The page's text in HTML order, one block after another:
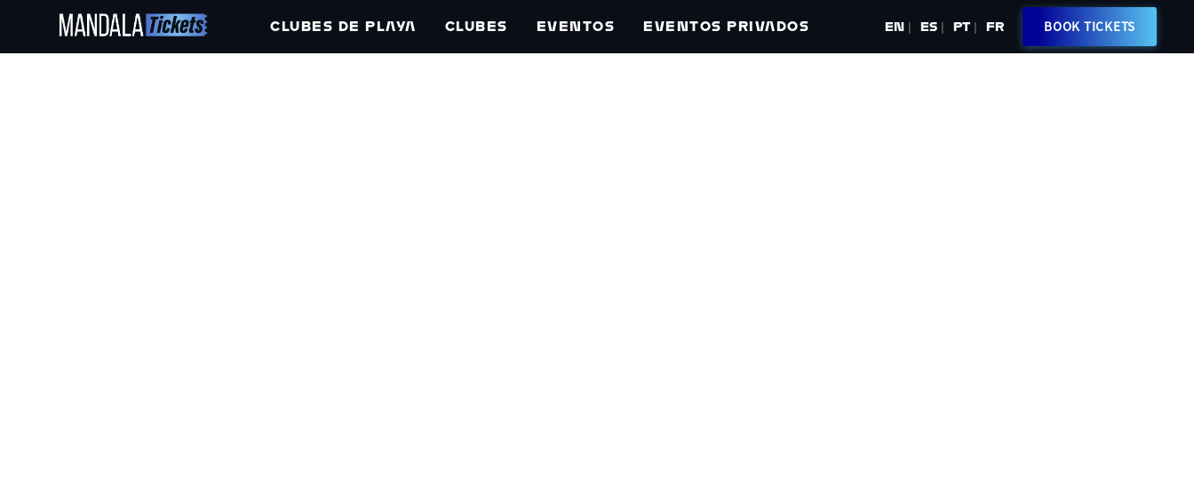
CLUBES DE PLAYA CLUBES EVENTOS EVENTOS PRIVADOS EN | ES | PT | FR BOOK TICKETS